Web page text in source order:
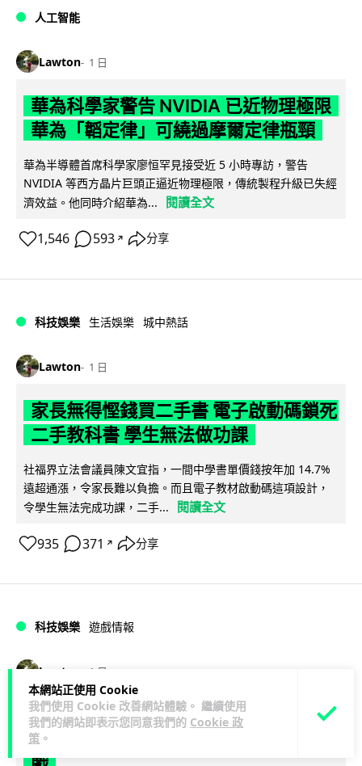
本網站正使用 Cookie
我們使用 Cookie 改善網站體驗。 繼續使用
我們的網站即表示您同意我們的 Cookie 政
策 。
人工智能
Lawton 1 日
華為科學家警告 NVIDIA 已近物理極限
華為「韜定律」可繞過摩爾定律瓶頸
華為半導體首席科學家廖恒罕見接受近 5 小時專訪，警告
NVIDIA 等西方晶片巨頭正逼近物理極限，傳統製程升級已失經
濟效益。他同時介紹華為...
閱讀全文
1,546 593 ↗ 分享
科技娛樂 生活娛樂 城中熱話
Lawton 1 日
家長無得慳錢買二手書 電子啟動碼鎖死
二手教科書 學生無法做功課
社福界立法會議員陳文宜指，一間中學書單價錢按年加 14.7%
遠超通漲，令家長難以負擔。而且電子教材啟動碼這項設計，
令學生無法完成功課，二手...
閱讀全文
935 371 ↗ 分享
科技娛樂 遊戲情報
Lawton 1 日
PlayStation 確認停產實體光碟 包裝印
出重要通告 2028 年 1 月後不出光碟遊